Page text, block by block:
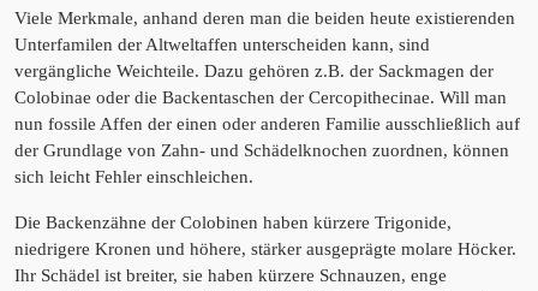
Viele Merkmale, anhand deren man die beiden heute existierenden
Unterfamilen der Altweltaffen unterscheiden kann, sind
vergängliche Weichteile. Dazu gehören z.B. der Sackmagen der
Colobinae oder die Backentaschen der Cercopithecinae. Will man
nun fossile Affen der einen oder anderen Familie ausschließlich auf
der Grundlage von Zahn- und Schädelknochen zuordnen, können
sich leicht Fehler einschleichen.
Die Backenzähne der Colobinen haben kürzere Trigonide,
niedrigere Kronen und höhere, stärker ausgeprägte molare Höcker.
Ihr Schädel ist breiter, sie haben kürzere Schnauzen, enge